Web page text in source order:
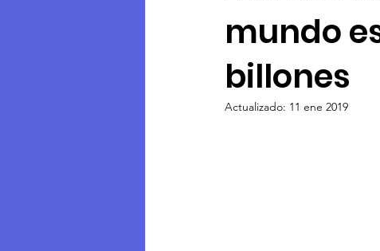
mundo
billones
Actualizado: 11 ene 2019